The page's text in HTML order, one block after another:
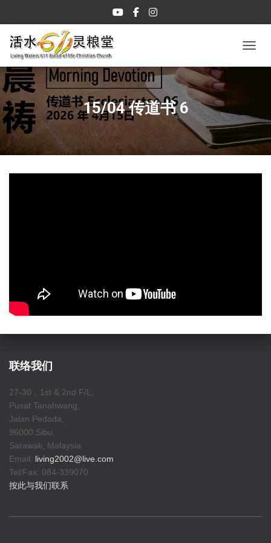
15/04 传道书 6
联络我们
27-30，1st & 2nd F/L,
Pusat Tanahwang,
Jalan Pedada,
96000 Sibu,
Sarawak, Malaysia.
Email: living2002@live.com
Tel/Fax: 084-339070
按此与我们联系